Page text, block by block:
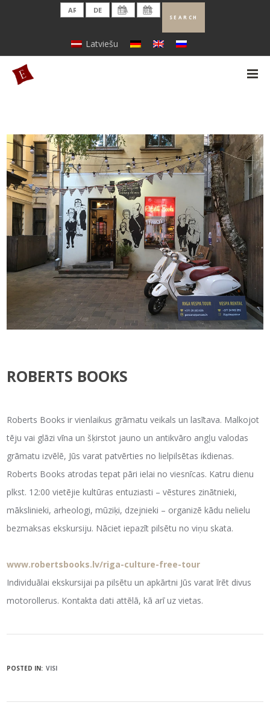
Latviešu
ROBERTS BOOKS
Roberts Books ir vienlaikus grāmatu veikals un lasītava. Malkojot
tēju vai glāzi vīna un šķirstot jauno un antikvāro angļu valodas
grāmatu izvēlē, Jūs varat patvērties no lielpilsētas ikdienas.
Roberts Books atrodas tepat pāri ielai no viesnīcas. Katru dienu
plkst. 12:00 vietējie kultūras entuziasti – vēstures zinātnieki,
mākslinieki, arheologi, mūziķi, dzejnieki – organizē kādu nelielu
bezmaksas ekskursiju. Nāciet iepazīt pilsētu no viņu skata.
www.robertsbooks.lv/riga-culture-free-tour
Individuālai ekskursijai pa pilsētu un apkārtni Jūs varat īrēt divus
motorollerus. Kontakta dati attēlā, kā arī uz vietas.
POSTED IN: VISI